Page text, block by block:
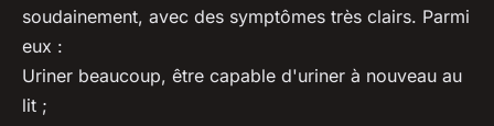
soudainement, avec des symptômes très clairs. Parmi
eux :
Uriner beaucoup, être capable d'uriner à nouveau au
lit ;